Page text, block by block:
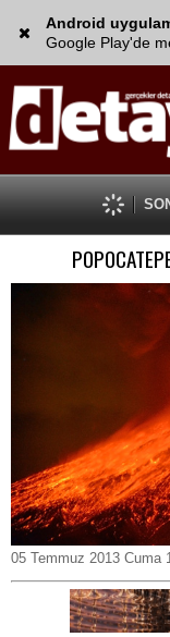
Android
Google Play'de
05 Temmuz 2013 Cuma